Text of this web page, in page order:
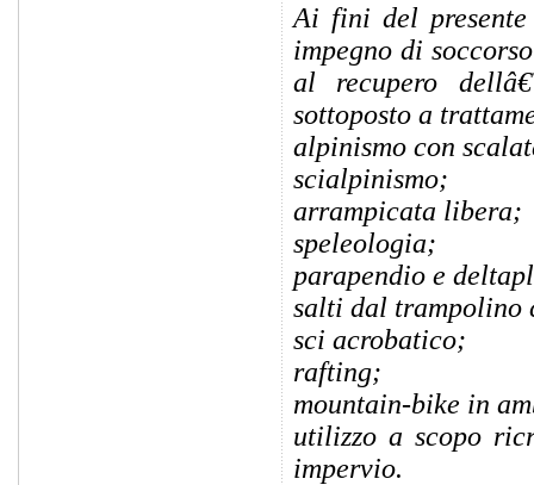
Ai fini del
impegno di
al recupero
sottoposto a
alpinismo con
scialpinismo;
arrampicata libera;
speleologia;
parapendio e
salti dal trampolino
sci acrobatico;
rafting;
mountain-bike in
utilizzo a scopo
impervio.